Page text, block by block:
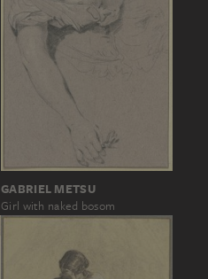
GABRIEL METSU
Girl with naked bosom